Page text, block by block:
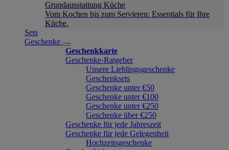
Grundausstattung Küche
Vom Kochen bis zum Servieren: Essentials für Ihre
Küche.
Sets
Geschenke
Geschenkkarte
Geschenke-Ratgeber
Unsere Lieblingsgeschenke
Geschenksets
Geschenke unter €50
Geschenke unter €100
Geschenke unter €250
Geschenke über €250
Geschenke für jede Jahreszeit
Geschenke für jede Gelegenheit
Hochzeitsgeschenke